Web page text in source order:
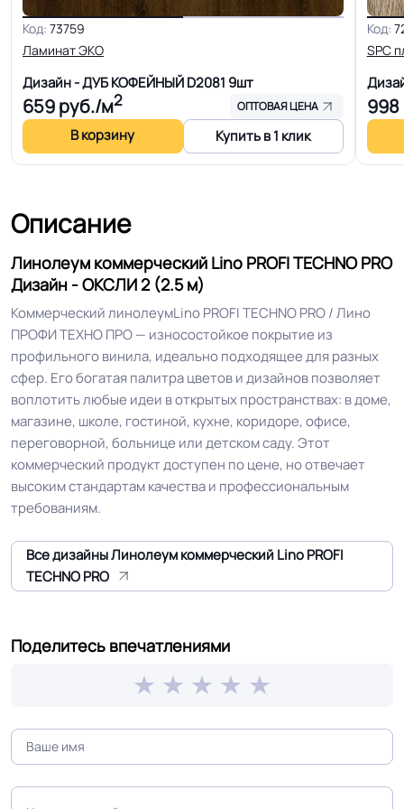
Ширина
Толщина 2.2 мм
Область применения
Для кабинета, Для гостинной, Для
кухни, Для коридора, Для офиса,
склада, Для серверной, Для
оптовых поставок, Для розничных
точек
Допуск изменения
толщин
+-10% мм
Класс горючести
КМ 2 по ФЗ 123 от 22.07.2008г, где
В2, Д2, Т2, РП1
Класс
Группа истираемости Группа Т
скользкой прочной поверхностью
Защитный слой
Допуск изменения
Код: 73759
Ламинат ЭКО
Дизайн - ДУБ КОФЕЙНЫЙ D2081 9шт
659руб./м2 ОПТОВАЯ ЦЕНА
В корзину Купить в 1 клик
Код:
SPC
998
Описание
Линолеум коммерческий Lino PROFI TECHNO PRO
Дизайн - ОКСЛИ 2 (2.5 м)
Коммерческий линолеумLino PROFI TECHNO PRO / Лино
ПРОФИ ТЕХНО ПРО — износостойкое покрытие из
профильного винила, идеально подходящее для разных
сфер. Его богатая палитра цветов и дизайнов позволяет
воплотить любые идеи в открытых пространствах: в доме,
магазине, школе, гостиной, кухне, коридоре, офисе,
переговорной, больнице или детском саду. Этот
коммерческий продукт доступен по цене, но отвечает
высоким стандартам качества и профессиональным
требованиям.
Все дизайны Линолеум коммерческий Lino PROFI
TECHNO PRO
Поделитесь впечатлениями